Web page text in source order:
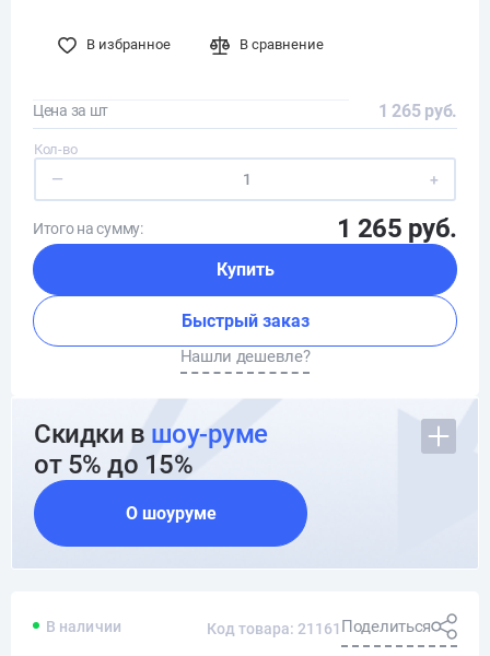
В избранное В сравнение
Цена за шт 1 265 руб.
Кол-во
— +
Итого на сумму: 1 265 руб.
Купить
Быстрый заказ
Нашли дешевле?
Скидки в шоу-руме
от 5% до 15%
О шоуруме
В наличии Код товара: 21161 Поделиться